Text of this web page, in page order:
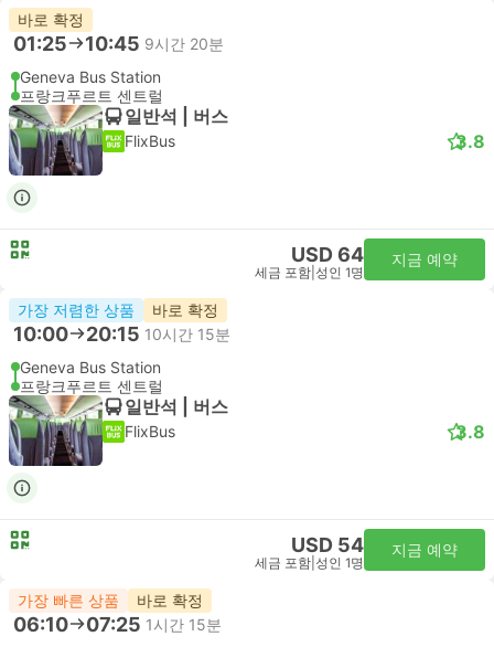
바로 확정
01:25 10:45 9시간 20분
Geneva Bus Station
프랑크푸르트 센트럴
일반석 | 버스
FlixBus 3.8
USD 64
세금 포함 성인 1명
지금 예약
가장 저렴한 상품 바로 확정
10:00 20:15 10시간 15분
Geneva Bus Station
프랑크푸르트 센트럴
일반석 | 버스
FlixBus 3.8
USD 54
세금 포함 성인 1명
지금 예약
가장 빠른 상품 바로 확정
06:10 07:25 1시간 15분